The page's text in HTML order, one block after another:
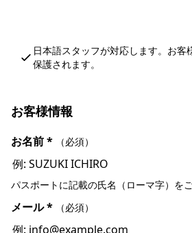
日本語スタッフが対応します。お客
保護されます。
お客様情報
お名前* （必須）
パスポートに記載の氏名（ローマ字）を
メール* （必須）